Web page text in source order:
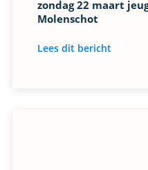
zondag 22 maart
Molenschot
Lees dit bericht